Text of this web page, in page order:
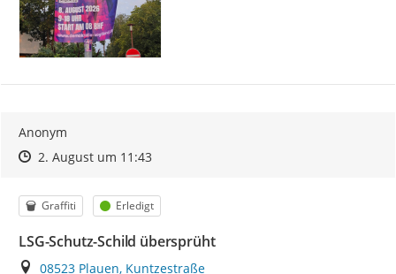
Anonym
Zeitpunkt des Erstellens
Zeitpunkt des Erstellens
2. August um 11:43Zur Äußerung
Kategorie
Graffiti Status
Erledigt
LSG-Schutz-Schild übersprüht
Ort
08523 Plauen, Kuntzestraße